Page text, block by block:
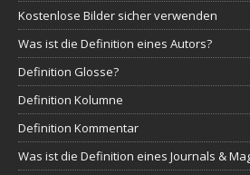
Kostenlose Bilder sicher verwenden
Was ist die Definition eines Autors?
Definition Glosse?
Definition Kolumne
Definition Kommentar
Was ist die Definition eines Journals &